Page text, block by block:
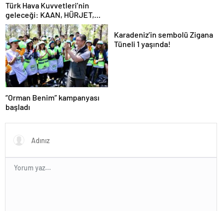
Türk Hava Kuvvetleri’nin
geleceği: KAAN, HÜRJET,
GÖKBEY ve HÜRKÜŞ
“Orman Benim” kampanyası
başladı
Karadeniz’in sembolü Zigana
Tüneli 1 yaşında!